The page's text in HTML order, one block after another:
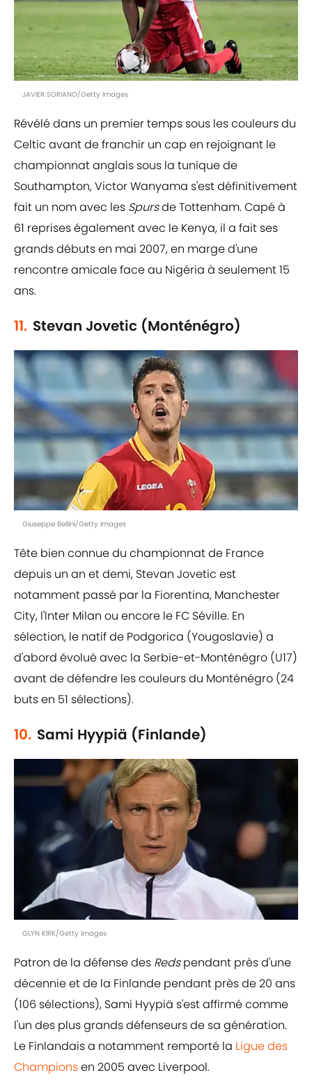
JAVIER SORIANO/Getty Images
Révélé dans un premier temps sous les couleurs du
Celtic avant de franchir un cap en rejoignant le
championnat anglais sous la tunique de
Southampton, Victor Wanyama s'est définitivement
fait un nom avec les Spursde Tottenham. Capé à
61 reprises également avec le Kenya, il a fait ses
grands débuts en mai 2007, en marge d'une
rencontre amicale face au Nigéria à seulement 15
ans.
11. Stevan Jovetic (Monténégro)
Giuseppe Bellini/Getty Images
Tête bien connue du championnat de France
depuis un an et demi, Stevan Jovetic est
notamment passé par la Fiorentina, Manchester
City, l'Inter Milan ou encore le FC Séville. En
sélection, le natif de Podgorica (Yougoslavie) a
d'abord évolué avec la Serbie-et-Monténégro (U17)
avant de défendre les couleurs du Monténégro (24
buts en 51 sélections).
10. Sami Hyypiä (Finlande)
GLYN KIRK/Getty Images
Patron de la défense des Redspendant près d'une
décennie et de la Finlande pendant près de 20 ans
(106 sélections), Sami Hyypiä s'est affirmé comme
l'un des plus grands défenseurs de sa génération.
Le Finlandais a notamment remporté la Ligue des
Championsen 2005 avec Liverpool.